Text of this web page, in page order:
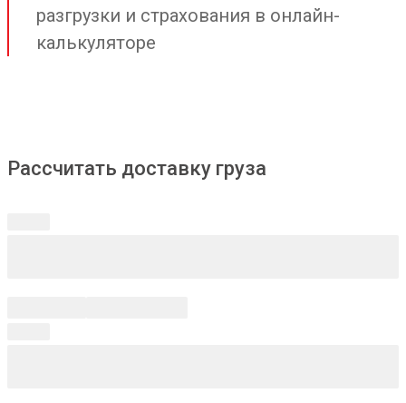
разгрузки и страхования в онлайн-
калькуляторе
Рассчитать доставку груза